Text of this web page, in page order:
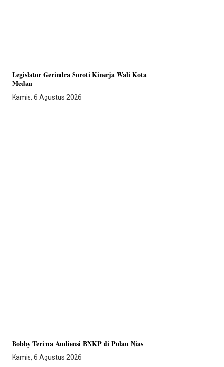
Legislator Gerindra Soroti Kinerja Wali Kota
Medan
Kamis, 6 Agustus 2026
Bobby Terima Audiensi BNKP di Pulau Nias
Kamis, 6 Agustus 2026